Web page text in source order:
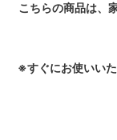
こちらの商品は、
※すぐにお使いい